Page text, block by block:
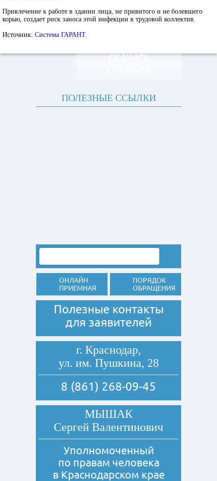
Привлечение к работе в здании лица, не привитого и не болевшего
корью, создает риск заноса этой инфекции в трудовой коллектив.
Источник: Система ГАРАНТ.
СКАЧАТЬ
ПОЛЕЗНЫЕ ССЫЛКИ
ОНЛАЙН
ПРИЕМНАЯ
ПОРЯДОК
ОБРАЩЕНИЯ
Полезные контакты
для заявителей
г. Краснодар,
ул. им. Пушкина, 28
8 (861) 268-09-45
МЫШАК
Сергей Валентинович
Уполномоченный
по правам человека
в Краснодарском крае